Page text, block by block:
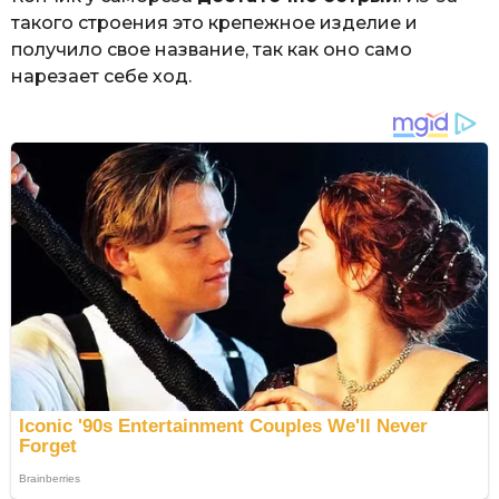
такого строения это крепежное изделие и
получило свое название, так как оно само
нарезает себе ход.